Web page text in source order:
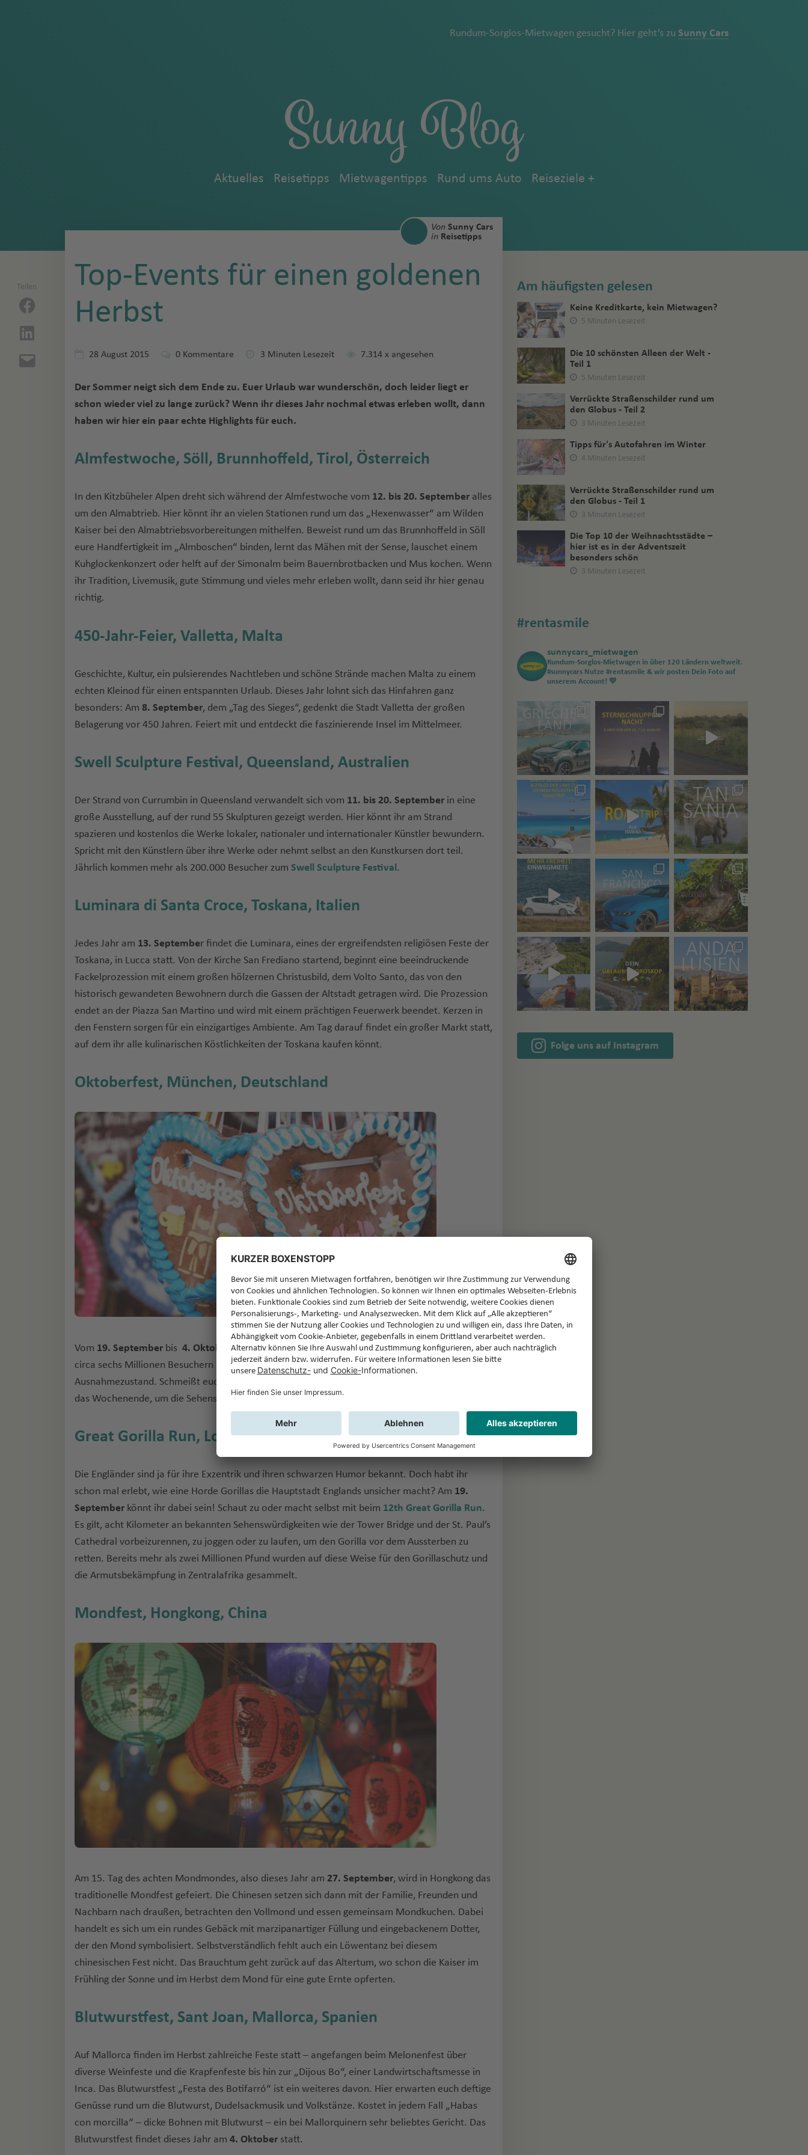
Rundum-Sorglos-Mietwagen gesucht? Hier geht’s zu Sunny Cars
Sunny Blog
Aktuelles Reisetipps Mietwagentipps Rund ums Auto Reiseziele
Teilen
VonSunny Cars
inReisetipps
Top-Events für einen goldenen
Herbst
28 August 2015 0 Kommentare 3 Minuten Lesezeit 7.314 x angesehen
Der Sommer neigt sich dem Ende zu. Euer Urlaub war wunderschön, doch leider liegt er
schon wieder viel zu lange zurück? Wenn ihr dieses Jahr nochmal etwas erleben wollt, dann
haben wir hier ein paar echte Highlights für euch.
Almfestwoche, Söll, Brunnhoffeld, Tirol, Österreich
In den Kitzbüheler Alpen dreht sich während der Almfestwoche vom 12. bis 20. September alles
um den Almabtrieb. Hier könnt ihr an vielen Stationen rund um das „Hexenwasser“ am Wilden
Kaiser bei den Almabtriebsvorbereitungen mithelfen. Beweist rund um das Brunnhoffeld in Söll
eure Handfertigkeit im „Almboschen“ binden, lernt das Mähen mit der Sense, lauschet einem
Kuhglockenkonzert oder helft auf der Simonalm beim Bauernbrotbacken und Mus kochen. Wenn
ihr Tradition, Livemusik, gute Stimmung und vieles mehr erleben wollt, dann seid ihr hier genau
richtig.
450-Jahr-Feier, Valletta, Malta
Geschichte, Kultur, ein pulsierendes Nachtleben und schöne Strände machen Malta zu einem
echten Kleinod für einen entspannten Urlaub. Dieses Jahr lohnt sich das Hinfahren ganz
besonders: Am 8. September, dem „Tag des Sieges“, gedenkt die Stadt Valletta der großen
Belagerung vor 450 Jahren. Feiert mit und entdeckt die faszinierende Insel im Mittelmeer.
Swell Sculpture Festival, Queensland, Australien
Der Strand von Currumbin in Queensland verwandelt sich vom 11. bis 20. September in eine
große Ausstellung, auf der rund 55 Skulpturen gezeigt werden. Hier könnt ihr am Strand
spazieren und kostenlos die Werke lokaler, nationaler und internationaler Künstler bewundern.
Spricht mit den Künstlern über ihre Werke oder nehmt selbst an den Kunstkursen dort teil.
Jährlich kommen mehr als 200.000 Besucher zum Swell Sculpture Festival .
Luminara di Santa Croce, Toskana, Italien
Jedes Jahr am 13. September findet die Luminara, eines der ergreifendsten religiösen Feste der
Toskana, in Lucca statt. Von der Kirche San Frediano startend, beginnt eine beeindruckende
Fackelprozession mit einem großen hölzernen Christusbild, dem Volto Santo, das von den
historisch gewandeten Bewohnern durch die Gassen der Altstadt getragen wird. Die Prozession
endet an der Piazza San Martino und wird mit einem prächtigen Feuerwerk beendet. Kerzen in
den Fenstern sorgen für ein einzigartiges Ambiente. Am Tag darauf findet ein großer Markt statt,
auf dem ihr alle kulinarischen Köstlichkeiten der Toskana kaufen könnt.
Oktoberfest, München, Deutschland
Vom 19. September bis 4. Oktober heißt es in München zum 182. Mal „O’zapft is!“. Seid mit
circa sechs Millionen Besuchern beim größten Volksfest der Welt dabei und erlebt München im
Ausnahmezustand. Schmeißt euch fesch in Schale, schunkelt mit zum neuen Wiesnhit und nutzt
das Wochenende, um die Sehenswürdigkeiten der bayerischen Hauptstadt zu entdecken.
Great Gorilla Run, London, England
Die Engländer sind ja für ihre Exzentrik und ihren schwarzen Humor bekannt. Doch habt ihr
schon mal erlebt, wie eine Horde Gorillas die Hauptstadt Englands unsicher macht? Am 19.
September könnt ihr dabei sein! Schaut zu oder macht selbst mit beim 12th Great Gorilla Run.
Es gilt, acht Kilometer an bekannten Sehenswürdigkeiten wie der Tower Bridge und der St. Paul’s
Cathedral vorbeizurennen, zu joggen oder zu laufen, um den Gorilla vor dem Aussterben zu
retten. Bereits mehr als zwei Millionen Pfund wurden auf diese Weise für den Gorillaschutz und
die Armutsbekämpfung in Zentralafrika gesammelt.
Mondfest, Hongkong, China
Am 15. Tag des achten Mondmondes, also dieses Jahr am 27. September, wird in Hongkong das
traditionelle Mondfest gefeiert. Die Chinesen setzen sich dann mit der Familie, Freunden und
Nachbarn nach draußen, betrachten den Vollmond und essen gemeinsam Mondkuchen. Dabei
handelt es sich um ein rundes Gebäck mit marzipanartiger Füllung und eingebackenem Dotter,
der den Mond symbolisiert. Selbstverständlich fehlt auch ein Löwentanz bei diesem
chinesischen Fest nicht. Das Brauchtum geht zurück auf das Altertum, wo schon die Kaiser im
Frühling der Sonne und im Herbst dem Mond für eine gute Ernte opferten.
Blutwurstfest, Sant Joan, Mallorca, Spanien
Auf Mallorca finden im Herbst zahlreiche Feste statt – angefangen beim Melonenfest über
diverse Weinfeste und die Krapfenfeste bis hin zur „Dijous Bo“, einer Landwirtschaftsmesse in
Inca. Das Blutwurstfest „Festa des Botifarró“ ist ein weiteres davon. Hier erwarten euch deftige
Genüsse rund um die Blutwurst, Dudelsackmusik und Volkstänze. Kostet in jedem Fall „Habas
con morcilla“ – dicke Bohnen mit Blutwurst – ein bei Mallorquinern sehr beliebtes Gericht. Das
Blutwurstfest findet dieses Jahr am 4. Oktober statt.
Am häufigsten gelesen
Keine Kreditkarte, kein Mietwagen?
5 Minuten Lesezeit
Die 10 schönsten Alleen der Welt -
Teil 1
5 Minuten Lesezeit
Verrückte Straßenschilder rund um
den Globus - Teil 2
3 Minuten Lesezeit
Tipps für's Autofahren im Winter
4 Minuten Lesezeit
Verrückte Straßenschilder rund um
den Globus - Teil 1
3 Minuten Lesezeit
Die Top 10 der Weihnachtsstädte –
hier ist es in der Adventszeit
besonders schön
3 Minuten Lesezeit
#rentasmile
sunnycars_mietwagen
Rundum-Sorglos-Mietwagen in über 120 Ländern weltweit.
#sunnycars Nutze #rentasmile & wir posten Dein Foto auf
unserem Account! 💛
Folge uns auf Instagram